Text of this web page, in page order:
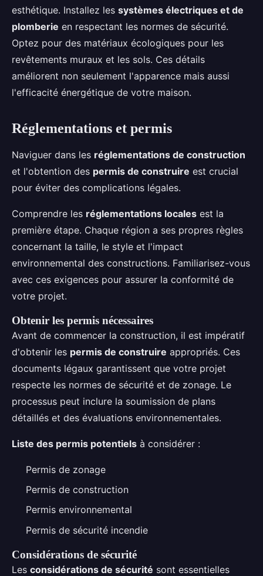
esthétique. Installez les systèmes électriques et de
plomberie en respectant les normes de sécurité.
Optez pour des matériaux écologiques pour les
revêtements muraux et les sols. Ces détails
améliorent non seulement l'apparence mais aussi
l'efficacité énergétique de votre maison.
Réglementations et permis
Naviguer dans les réglementations de construction
et l'obtention des permis de construire est crucial
pour éviter des complications légales.
Comprendre les réglementations locales est la
première étape. Chaque région a ses propres règles
concernant la taille, le style et l'impact
environnemental des constructions. Familiarisez-vous
avec ces exigences pour assurer la conformité de
votre projet.
Obtenir les permis nécessaires
Avant de commencer la construction, il est impératif
d'obtenir les permis de construire appropriés. Ces
documents légaux garantissent que votre projet
respecte les normes de sécurité et de zonage. Le
processus peut inclure la soumission de plans
détaillés et des évaluations environnementales.
Liste des permis potentiels à considérer :
Permis de zonage
Permis de construction
Permis environnemental
Permis de sécurité incendie
Considérations de sécurité
Les considérations de sécurité sont essentielles